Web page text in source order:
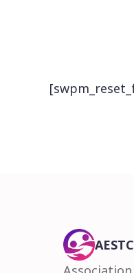
AESTC